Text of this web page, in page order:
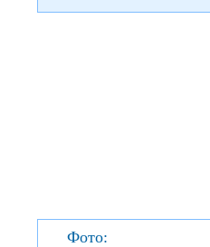
Фото: